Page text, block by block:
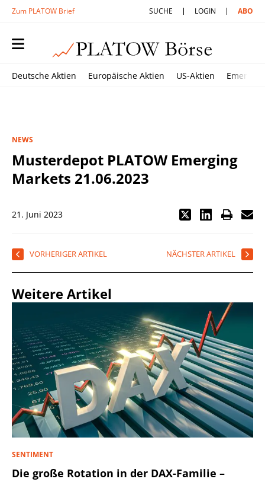
Zum PLATOW Brief SUCHE LOGIN ABO
Deutsche Aktien Europäische Aktien US-Aktien
NEWS
Musterdepot PLATOW Emerging
Markets 21.06.2023
21. Juni 2023
VORHERIGER ARTIKEL NÄCHSTER ARTIKEL
Weitere Artikel
SENTIMENT
Die große Rotation in der DAX-Familie –